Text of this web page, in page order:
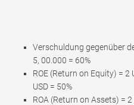
Verschuldung gegenüber
5, 00.000 = 60%
ROE (Return on Equity) = 2
USD = 50%
ROA (Return on Assets) = 2